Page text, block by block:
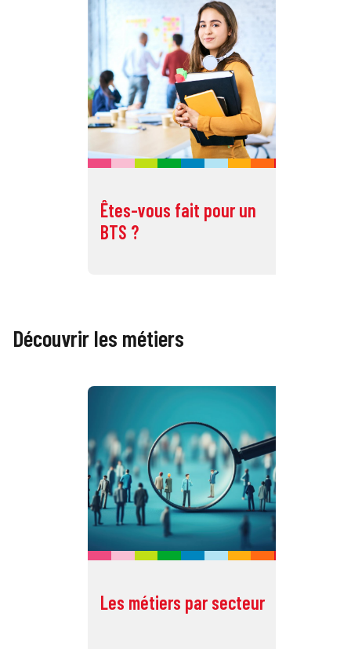
Êtes-vous fait pour un
BTS ?
Découvrir les métiers
Les métiers par secteur